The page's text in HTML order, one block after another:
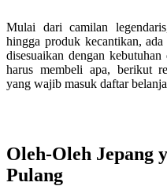
Mulai dari camilan
hingga produk kecantikan,
disesuaikan dengan
harus membeli apa, berikut
yang wajib masuk daftar
Oleh-Oleh Jepang
Pulang